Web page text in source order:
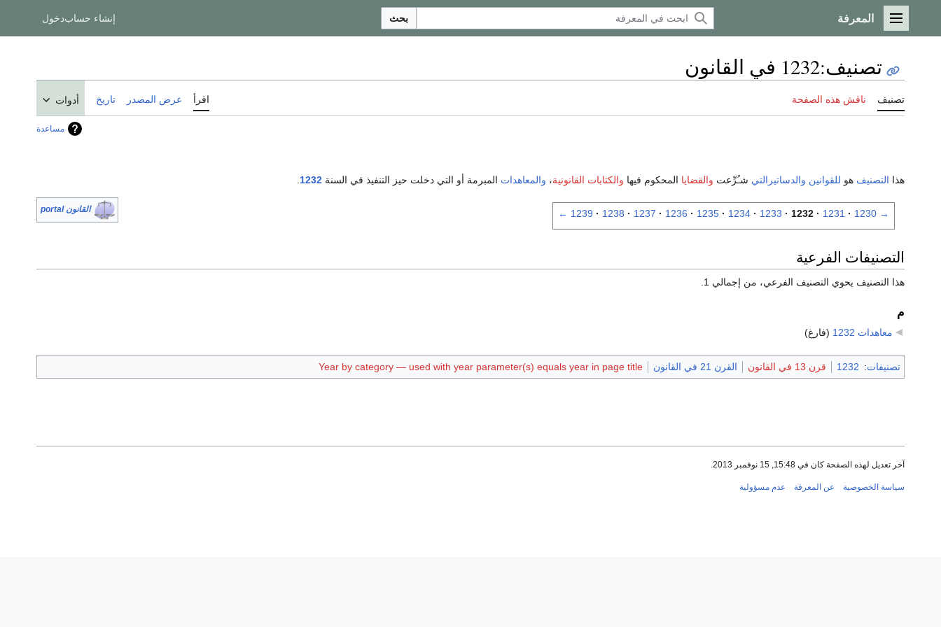
القائمة الرئيسية
المعرفة بحث إنشاء حسابدخول
تصنيف:1232 في القانون
تصنيف ناقش هذه الصفحة اقرأ عرض المصدر تاريخ أدوات
مساعدة
هذا التصنيف هو للقوانين والدساتيرالتي شـُرِّعت والقضايا المحكوم فيها والكتابات القانونية، والمعاهدات المبرمة أو التي دخلت حيز التنفيذ في السنة 1232
القانون portal →
1230
1231
1232
1233
1234
1235
1236
1237
1238
1239
←
التصنيفات الفرعية
هذا التصنيف يحوي التصنيف الفرعي، من إجمالي 1.
م
معاهدات 1232 (فارغ)
تصنيفات:
1232 قرن 13 في القانون القرن 21 في القانون Year by category — used with year parameter(s) equals year in page title
آخر تعديل لهذه الصفحة كان في 15:48, 15 نوفمبر 2013.
سياسة الخصوصية عن المعرفة عدم مسؤولية